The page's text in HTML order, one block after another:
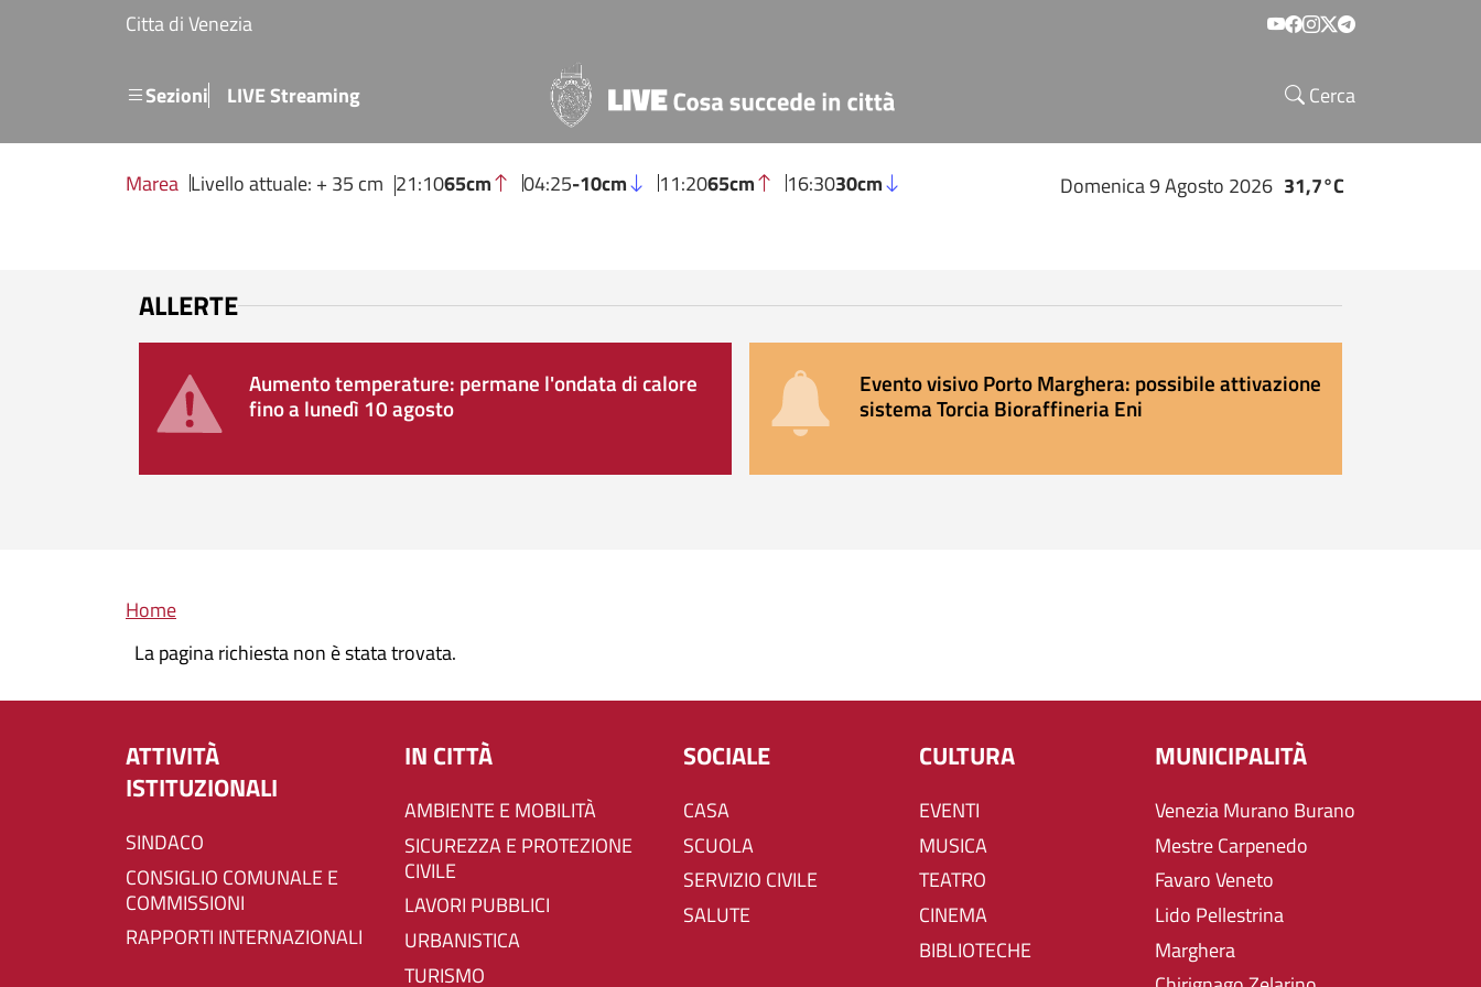
Salta al contenuto principale
Citta di Venezia Social menu
SezioniMenu secondario
LIVE Streaming Cerca
Marea Livello attuale: + 35 cm 21:1065cm 04:25-10cm 11:2065cm 16:3030cm Domenica 9 Agosto 2026 31,7°C
ALLERTE
Aumento temperature: permane l'ondata di calore
fino a lunedì 10 agosto
Evento visivo Porto Marghera: possibile attivazione
sistema Torcia Bioraffineria Eni
Briciole di pane
Home
La pagina richiesta non è stata trovata.
ATTIVITÀ
ISTITUZIONALI
SINDACO
CONSIGLIO COMUNALE E
COMMISSIONI
RAPPORTI INTERNAZIONALI
IN CITTÀ
AMBIENTE E MOBILITÀ
SICUREZZA E PROTEZIONE
CIVILE
LAVORI PUBBLICI
URBANISTICA
TURISMO
SOCIALE
CASA
SCUOLA
SERVIZIO CIVILE
SALUTE
CULTURA
EVENTI
MUSICA
TEATRO
CINEMA
BIBLIOTECHE
MUNICIPALITÀ
Venezia Murano Burano
Mestre Carpenedo
Favaro Veneto
Lido Pellestrina
Marghera